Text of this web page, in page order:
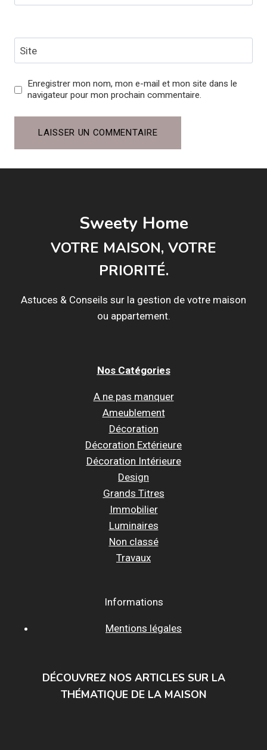
Site
Enregistrer mon nom, mon e-mail et mon site dans le
navigateur pour mon prochain commentaire.
Sweety Home
VOTRE MAISON, VOTRE
PRIORITÉ.
Astuces & Conseils sur la gestion de votre maison
ou appartement.
Nos Catégories
A ne pas manquer
Ameublement
Décoration
Décoration Extérieure
Décoration Intérieure
Design
Grands Titres
Immobilier
Luminaires
Non classé
Travaux
Informations
Mentions légales
DÉCOUVREZ NOS ARTICLES SUR LA
THÉMATIQUE DE LA MAISON